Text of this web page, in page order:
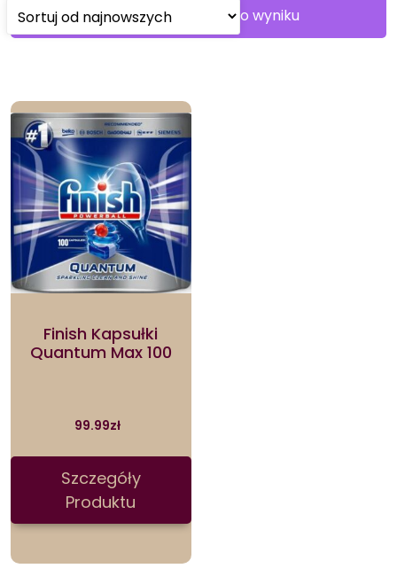
Wyświetlanie jednego wyniku
Finish Kapsułki
Quantum Max 100
99.99zł
Szczegóły
Produktu